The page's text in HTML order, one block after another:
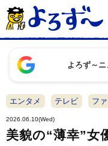
よろず～
エンタメ テレビ フ
2026.06.10(Wed)
美貌の“薄幸”女